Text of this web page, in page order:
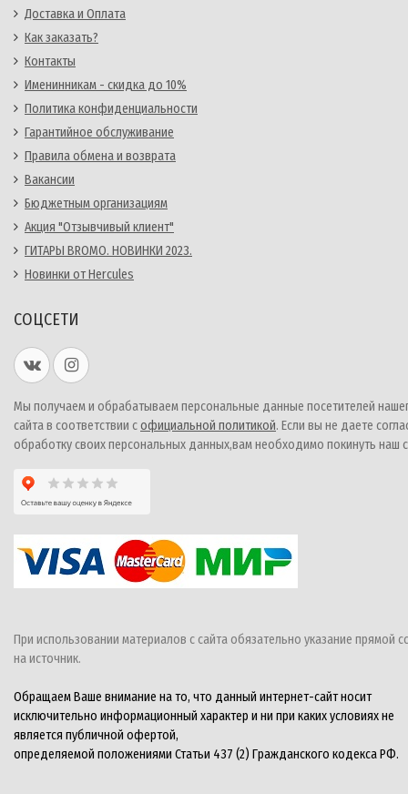
Доставка и Оплата
Как заказать?
Контакты
Именинникам - скидка до 10%
Политика конфиденциальности
Гарантийное обслуживание
Правила обмена и возврата
Вакансии
Бюджетным организациям
Акция "Отзывчивый клиент"
ГИТАРЫ BROMO. НОВИНКИ 2023.
Новинки от Hercules
СОЦСЕТИ
Мы получаем и обрабатываем персональные данные посетителей
сайта в соответствии софициальной политикой. Если вы не даете
обработку своих персональных данных,вам необходимо покинуть наш
При использовании материалов с сайта обязательно указание прямой
на источник.
Обращаем Ваше внимание на то, что данный интернет-сайт носит
исключительно информационный характер и ни при каких условиях не
является публичной офертой,
определяемой положениями Статьи 437 (2) Гражданского кодекса РФ.